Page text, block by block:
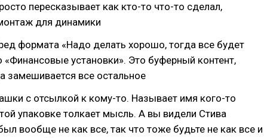
пересказывает как кто-то что-то сделал,
для динамики
формата «Надо делать хорошо, тогда все будет
установки». Это буферный контент,
замешивается все остальное
с отсылкой к кому-то. Называет имя кого-то
упаковке толкает мысль. А вы видели Стива
вообще не как все, так что тоже будьте не как все и